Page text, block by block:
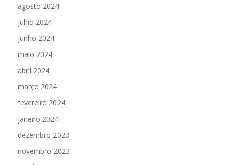
agosto 2024
julho 2024
junho 2024
maio 2024
abril 2024
março 2024
fevereiro 2024
janeiro 2024
dezembro 2023
novembro 2023